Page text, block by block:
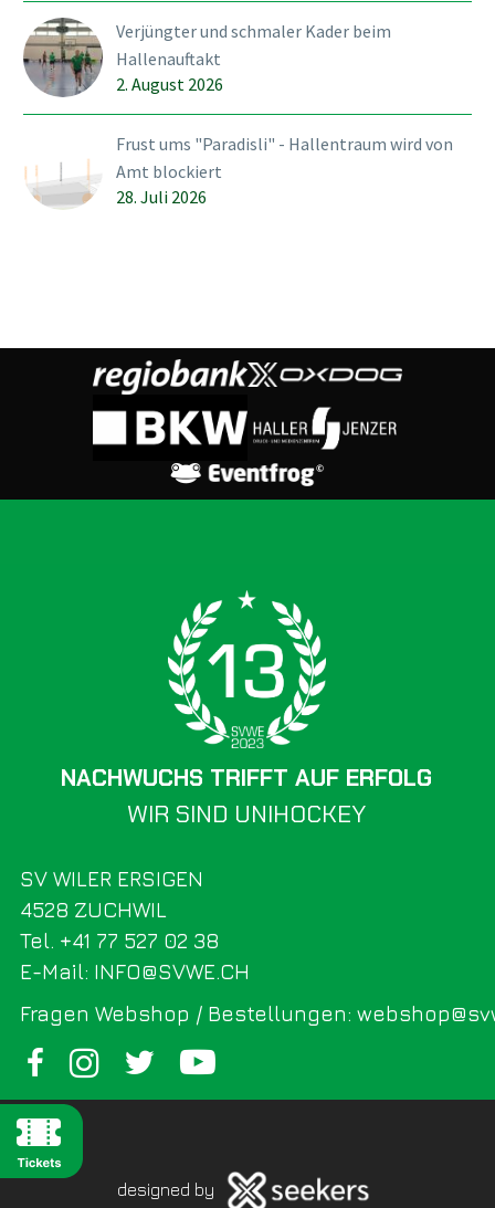
Verjüngter und schmaler Kader beim
Hallenauftakt
2. August 2026
Frust ums "Paradisli" - Hallentraum wird von
Amt blockiert
28. Juli 2026
SV WILER ERSIGEN
Fragen Webshop / Bestellungen:
4528 ZUCHWIL
Tel. +41 77 527 02 38
E-Mail: INFO@SVWE.CH
WIR SIND UNIHOCKEY
NACHWUCHS TRIFFT AUF ERFOLG
designed by